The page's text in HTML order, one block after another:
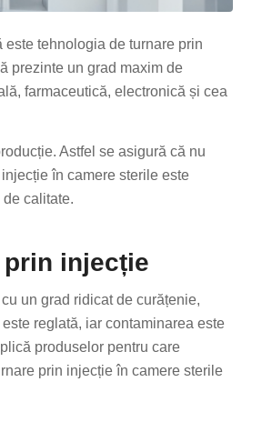
tehnologia de turnare prin
prezinte un grad maxim de
farmaceutică, electronică și cea
Astfel se asigură că nu
în camere sterile este
calitate.
injecție
un grad ridicat de curățenie,
reglată, iar contaminarea este
produselor pentru care
prin injecție în camere sterile